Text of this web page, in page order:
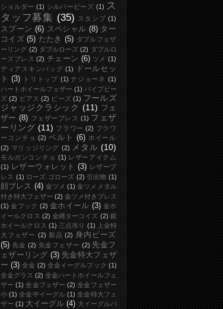
ショルダー (1) シルバービーズ (1) ス
タッフ募集 (35) スタンプ (1)
スプーン (6) スペシャル (8) ター
コイズ (5) たたき (5) ダブルフェザ
ーリング (2) ダブルローズ (2) ダブルロ
ーズブレス (2) チェーン (6) ツメ (1)
ディアスキンバッグ (1)
ドールセッ
ト
(3) トリトップ (1) ナジョーネ (1)
ハートホイールフェザー (1) パイプビー
ズ (2) ピアス (2) ビーズ (1) フールズ
ジャッジクラシック (11) フェ
ザー (8) フェザーブレス (1) フェザ
ーリング (11) フラワー (2) フラワ
ーコンチョ (2) ベルト (6) ホイール
(2) マリッジリング (2) メタル (10)
モルガンコンチョ (1)
レザーアイテム
(1)
レザーウォレット (3)
レザーブ
レス (1) ローズ.ゴローズ (2) 引出物 (1)
顔ブレス (4) 金ツメ (1) 金ツメメタル
付き特大フェザー (2) 金ツメ付きブレス
(1) 金フック (2) 金ホイール (3) 金ホ
イールクロス (2) 金縄ターコイズ (2) 銀
ホイールクロス (1) 三点吊り (1)
上金特
大フェザー (2) 新品 (2) 身内ビーズ
(5) 先金 (2) 先金フェザー (2) 先金フ
ェザーリング (3) 先金特大フェザ
ー (3) 全金 (2) 全金イーグルフック (1)
全金グラス (2) 全金ハートホイールフェ
ザー (1) 全金フェザー (2) 全金フェザー
小 (1) 全金中イーグル (1) 全金特大フェ
ザー (1) 大イーグル (4) 大イーグルバ